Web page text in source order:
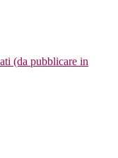
(da pubblicare in